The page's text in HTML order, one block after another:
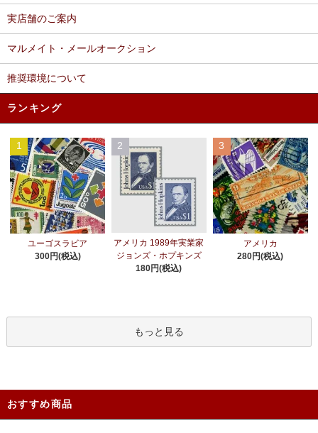
実店舗のご案内
マルメイト・メールオークション
推奨環境について
ランキング
1
ユーゴスラビア
300円(税込)
2
アメリカ 1989年実業家
ジョンズ・ホプキンズ
180円(税込)
3
アメリカ
280円(税込)
もっと見る
おすすめ商品